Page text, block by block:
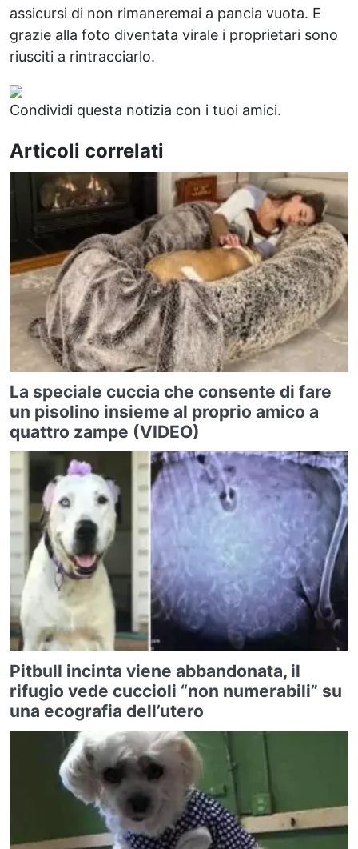
assicursi di non rimaneremai a pancia vuota. E
grazie alla foto diventata virale i proprietari sono
riusciti a rintracciarlo.
Condividi questa notizia con i tuoi amici.
Articoli correlati
La speciale cuccia che consente di fare
un pisolino insieme al proprio amico a
quattro zampe (VIDEO)
Pitbull incinta viene abbandonata, il
rifugio vede cuccioli “non numerabili” su
una ecografia dell’utero